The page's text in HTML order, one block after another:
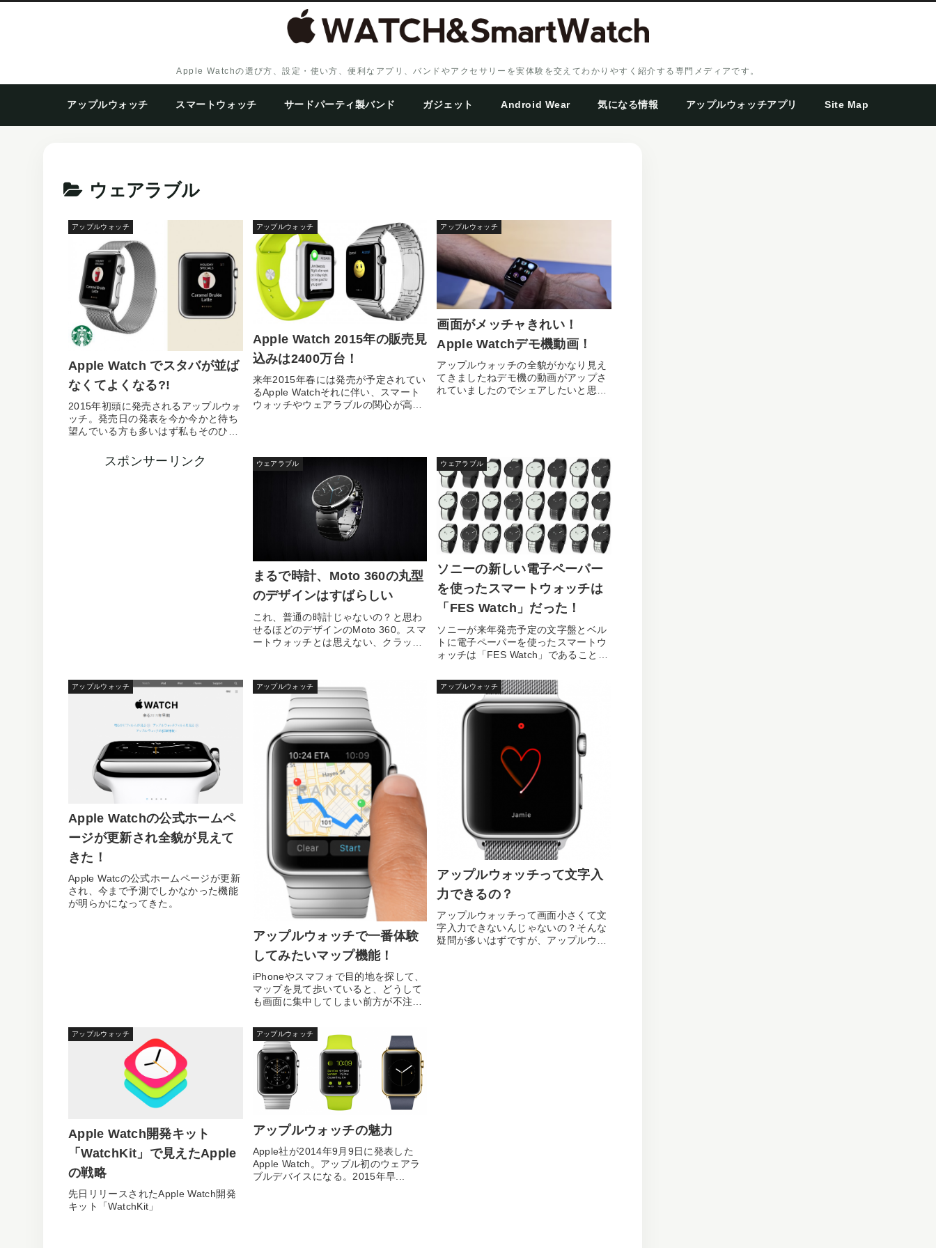
Apple Watchの選び方、設定・使い方、便利なアプリ、バンドやアクセサリーを実体験を交えてわかりやすく紹介する専門メディアです。
アップルウォッチ スマートウォッチ サードパーティ製バンド ガジェット Android Wear 気になる情報 アップルウォッチアプリ Site Map
ウェアラブル
アップルウォッチ
Apple Watch でスタバが並ば
なくてよくなる?!
2015年初頭に発売されるアップルウォ
ッチ。発売日の発表を今か今かと待ち
望んでいる方も多いはず私もそのひと
アップルウォッチ
Apple Watch 2015年の販売見
込みは2400万台！
来年2015年春には発売が予定されてい
るApple Watchそれに伴い、スマート
ウォッチやウェアラブルの関心が高ま
アップルウォッチ
画面がメッチャきれい！
Apple Watchデモ機動画！
アップルウォッチの全貌がかなり見え
てきましたねデモ機の動画がアップさ
れていましたのでシェアしたいと思い
スポンサーリンク ウェアラブル
まるで時計、Moto 360の丸型
のデザインはすばらしい
これ、普通の時計じゃないの？と思わ
せるほどのデザインのMoto 360。スマ
ートウォッチとは思えない、クラッシ
ウェアラブル
ソニーの新しい電子ペーパー
を使ったスマートウォッチは
「FES Watch」だった！
ソニーが来年発売予定の文字盤とベル
トに電子ペーパーを使ったスマートウ
ォッチは「FES Watch」であることが
アップルウォッチ
Apple Watchの公式ホームペ
ージが更新され全貌が見えて
きた！
Apple Watcの公式ホームページが更新
され、今まで予測でしかなかった機能
が明らかになってきた。
アップルウォッチ
アップルウォッチで一番体験
してみたいマップ機能！
iPhoneやスマフォで目的地を探して、
マップを見て歩いていると、どうして
も画面に集中してしまい前方が不注意
アップルウォッチ
アップルウォッチって文字入
力できるの？
アップルウォッチって画面小さくて文
字入力できないんじゃないの？そんな
疑問が多いはずですが、アップルウォ
アップルウォッチ
Apple Watch開発キット
「WatchKit」で見えたApple
の戦略
先日リリースされたApple Watch開発
キット「WatchKit」
アップルウォッチ
アップルウォッチの魅力
Apple社が2014年9月9日に発表した
Apple Watch。アップル初のウェアラ
ブルデバイスになる。2015年早...